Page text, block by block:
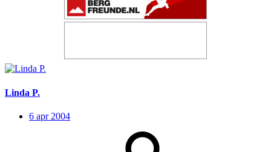
Linda P.
6 apr 2004